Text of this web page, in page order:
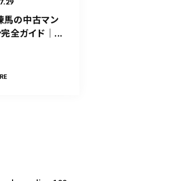
馬の中古マン
完全ガイド｜...